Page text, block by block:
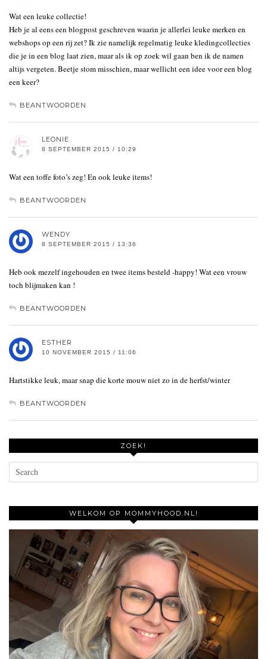
Wat een leuke collectie!
Heb je al eens een blogpost geschreven waarin je allerlei leuke merken en
webshops op een rij zet? Ik zie namelijk regelmatig leuke kledingcollecties
die je in een blog laat zien, maar als ik op zoek wil gaan ben ik de namen
altijs vergeten. Beetje stom misschien, maar wellicht een idee voor een blog
een keer?
BEANTWOORDEN
LEONIE
8 SEPTEMBER 2015 / 10:29
Wat een toffe foto’s zeg! En ook leuke items!
BEANTWOORDEN
WENDY
8 SEPTEMBER 2015 / 13:36
Heb ook mezelf ingehouden en twee items besteld -happy! Wat een vrouw
toch blijmaken kan !
BEANTWOORDEN
ESTHER
10 NOVEMBER 2015 / 11:06
Hartstikke leuk, maar snap die korte mouw niet zo in de herfst/winter
BEANTWOORDEN
ZOEK!
WELKOM OP MOMMYHOOD.NL!